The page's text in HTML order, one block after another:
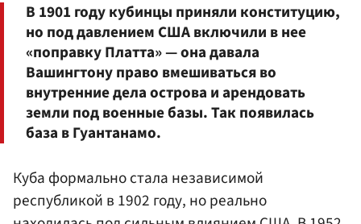
В 1901 году кубинцы приняли конституцию,
но под давлением США включили в нее
«поправку Платта» — она давала
Вашингтону право вмешиваться во
внутренние дела острова и арендовать
земли под военные базы. Так появилась
база в Гуантанамо.
Куба формально стала независимой
республикой в 1902 году, но реально